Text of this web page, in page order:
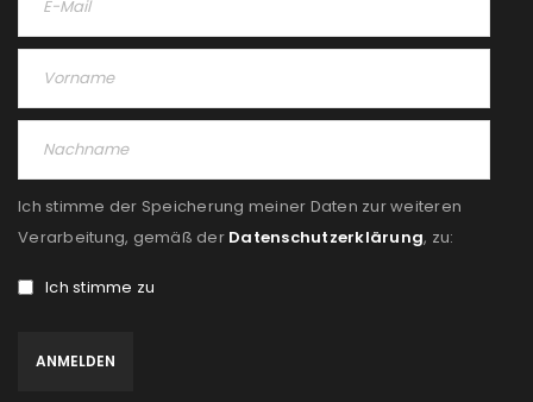
Ich stimme der Speicherung meiner Daten zur weiteren
Verarbeitung, gemäß der Datenschutzerklärung, zu:
Ich stimme zu